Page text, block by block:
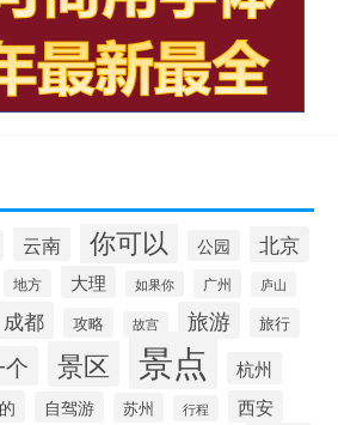
云南 你可以 公园 北京
地方 大理 如果你 广州 庐山
成都 攻略 故宫 旅游 旅行
景区 景点 杭州
自驾游 苏州 行程 西安